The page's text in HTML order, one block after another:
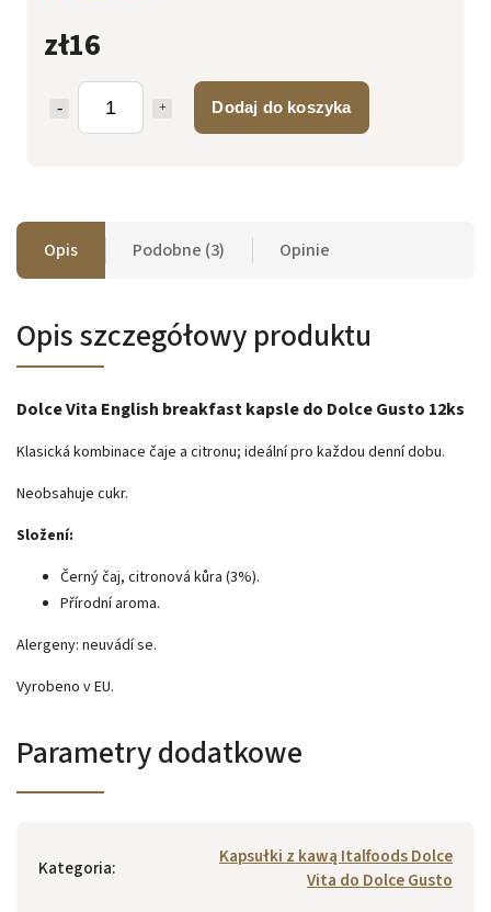
zł16
Dodaj do koszyka
Opis Podobne (3) Opinie
Opis szczegółowy produktu
Dolce Vita English breakfast kapsle do Dolce Gusto 12ks
Klasická kombinace čaje a citronu; ideální pro každou denní dobu.
Neobsahuje cukr.
Složení:
Černý čaj, citronová kůra (3%).
Přírodní aroma.
Alergeny: neuvádí se.
Vyrobeno v EU.
Parametry dodatkowe
Kategoria:
Kapsułki z kawą Italfoods Dolce
Vita do Dolce Gusto